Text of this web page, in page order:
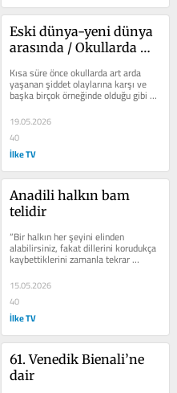
Eski dünya-yeni dünya
arasında / Okullarda
Kısa süre önce okullarda art arda
yaşanan şiddet olaylarına karşı ve
başka birçok örneğinde olduğu gibi
ortaya çıkan tepkilerin, o...
19.05.2026
40
İlke TV
Anadili halkın bam
telidir
“Bir halkın her şeyini elinden
alabilirsiniz, fakat dillerini korudukça
kaybettiklerini zamanla tekrar
kazanabilirler; dilini elinden...
15.05.2026
40
İlke TV
61. Venedik Bienali’ne
dair